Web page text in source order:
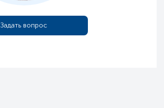
Задать вопрос